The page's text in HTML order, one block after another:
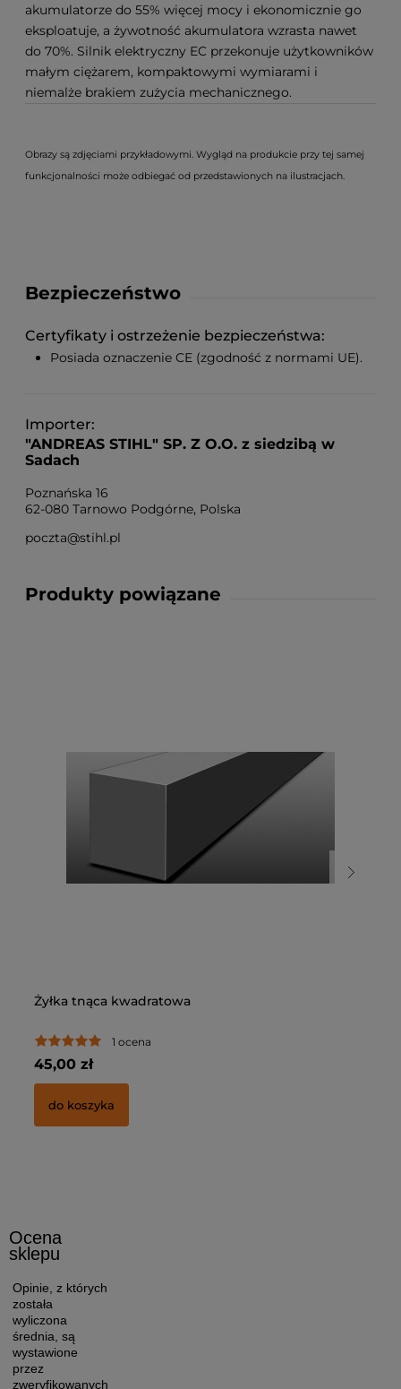
akumulatorze do 55% więcej mocy i ekonomicznie go
eksploatuje, a żywotność akumulatora wzrasta nawet
do 70%. Silnik elektryczny EC przekonuje użytkowników
małym ciężarem, kompaktowymi wymiarami i
niemalże brakiem zużycia mechanicznego.
Obrazy są zdjęciami przykładowymi. Wygląd na produkcie przy tej samej
funkcjonalności może odbiegać od przedstawionych na ilustracjach.
Bezpieczeństwo
Certyfikaty i ostrzeżenie bezpieczeństwa
Posiada oznaczenie CE (zgodność z normami UE).
Importer
"ANDREAS STIHL" SP. Z O.O. z siedzibą w
Sadach
Poznańska 16
62-080 Tarnowo Podgórne, Polska
poczta@stihl.pl
Produkty powiązane
Żyłka tnąca kwadratowa
1 ocena
45,00 zł
do koszyka
Ocena
sklepu
Opinie, z których
została
wyliczona
średnia, są
wystawione
przez
zweryfikowanych